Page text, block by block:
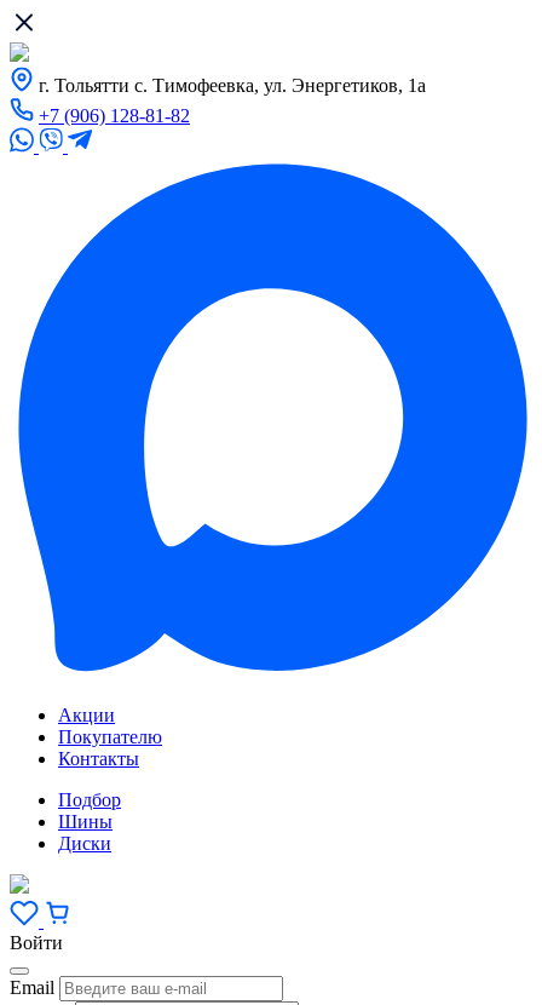
г. Тольятти с. Тимофеевка, ул. Энергетиков, 1а
+7 (906) 128-81-82
Акции
Покупателю
Контакты
Подбор
Шины
Диски
Войти
Email